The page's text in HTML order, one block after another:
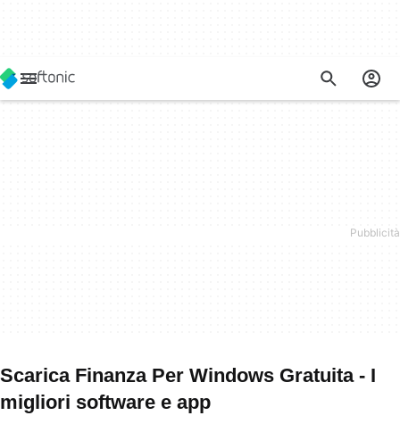
Scarica Finanza Per Windows Gratuita - I
migliori software e app